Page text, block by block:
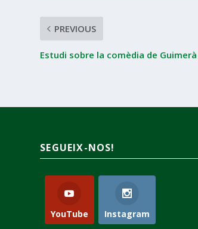
PREVIOUS
Estudi sobre la comèdia de
SEGUEIX-NOS!
YouTube Instagram